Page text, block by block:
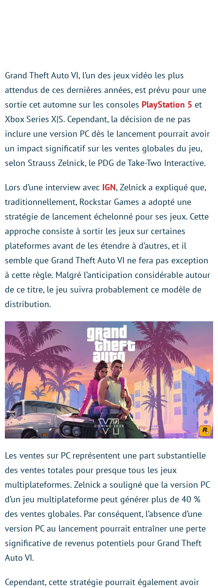
Grand Theft Auto VI, l’un des jeux vidéo les plus
attendus de ces dernières années, est prévu pour une
sortie cet automne sur les consoles PlayStation 5 et
Xbox Series X|S. Cependant, la décision de ne pas
inclure une version PC dès le lancement pourrait avoir
un impact significatif sur les ventes globales du jeu,
selon Strauss Zelnick, le PDG de Take-Two Interactive.
Lors d’une interview avec IGN, Zelnick a expliqué que,
traditionnellement, Rockstar Games a adopté une
stratégie de lancement échelonné pour ses jeux. Cette
approche consiste à sortir les jeux sur certaines
plateformes avant de les étendre à d’autres, et il
semble que Grand Theft Auto VI ne fera pas exception
à cette règle. Malgré l’anticipation considérable autour
de ce titre, le jeu suivra probablement ce modèle de
distribution.
Les ventes sur PC représentent une part substantielle
des ventes totales pour presque tous les jeux
multiplateformes. Zelnick a souligné que la version PC
d’un jeu multiplateforme peut générer plus de 40 %
des ventes globales. Par conséquent, l’absence d’une
version PC au lancement pourrait entraîner une perte
significative de revenus potentiels pour Grand Theft
Auto VI.
Cependant, cette stratégie pourrait également avoir